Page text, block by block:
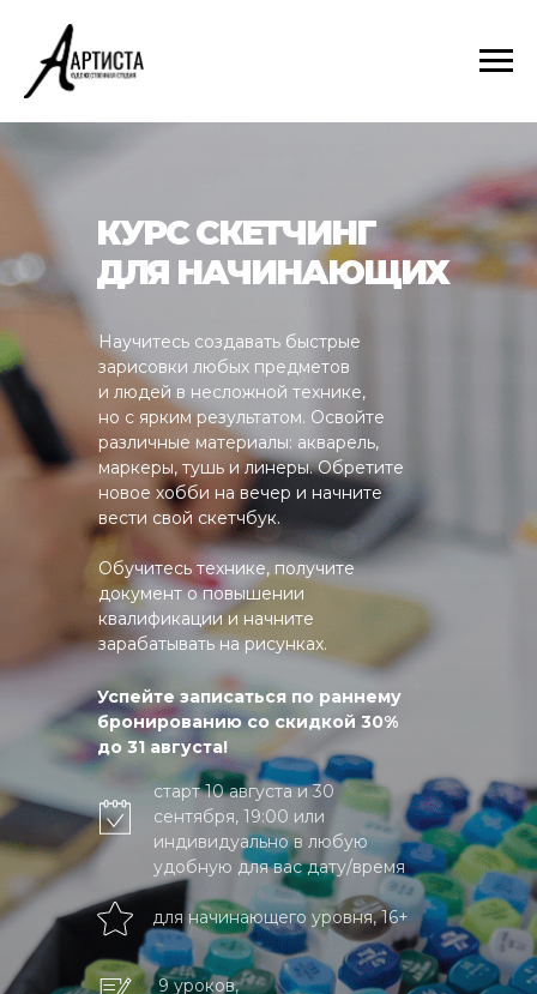
9 уроков,
для начинающего уровня, 16+
старт 10 августа и 30
сентября, 19:00 или
индивидуально в любую
удобную для вас дату/время
Успейте записаться по раннему
бронированию со скидкой 30%
до 31 августа!
Научитесь создавать быстрые
зарисовки любых предметов
и людей в несложной технике,
но с ярким результатом. Освойте
различные материалы: акварель,
маркеры, тушь и линеры. Обретите
новое хобби на вечер и начните
вести свой скетчбук.
Обучитесь технике, получите
документ о повышении
квалификации и начните
зарабатывать на рисунках.
КУРС СКЕТЧИНГ
ДЛЯ НАЧИНАЮЩИХ